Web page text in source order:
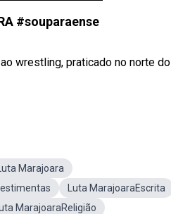
#souparaense
wrestling, praticado no norte do
Marajoara
Luta MarajoaraEscrita
MarajoaraReligião